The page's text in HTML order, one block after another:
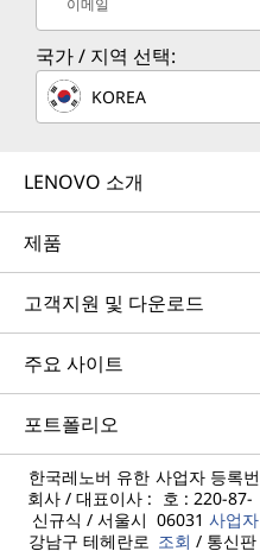
국가 / 지역 선택:
KOREA
LENOVO 소개
제품
고객지원 및 다운로드
주요 사이트
포트폴리오
한국레노버 유한
회사 / 대표이사 :
신규식 / 서울시
강남구 테헤란로
사업자 등록번
호 : 220-87-
06031 사업자
조회 / 통신판